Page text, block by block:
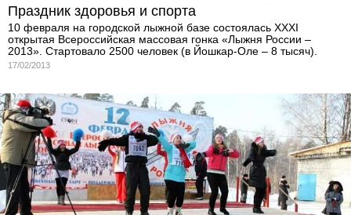
Праздник здоровья и спорта
10 февраля на городской лыжной базе состоялась XXXI
открытая Всероссийская массовая гонка «Лыжня России –
2013». Стартовало 2500 человек (в Йошкар-Оле – 8 тысяч).
17/02/2013